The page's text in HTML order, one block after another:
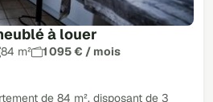
à louer
84 m²
1 095 € / mois
de 84 m², disposant de 3